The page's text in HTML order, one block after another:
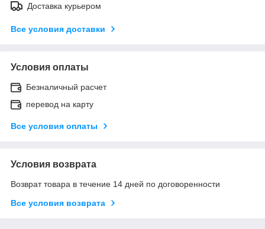
Доставка курьером
Все условия доставки
Условия оплаты
Безналичный расчет
перевод на карту
Все условия оплаты
Условия возврата
Возврат товара в течение 14 дней по договоренности
Все условия возврата